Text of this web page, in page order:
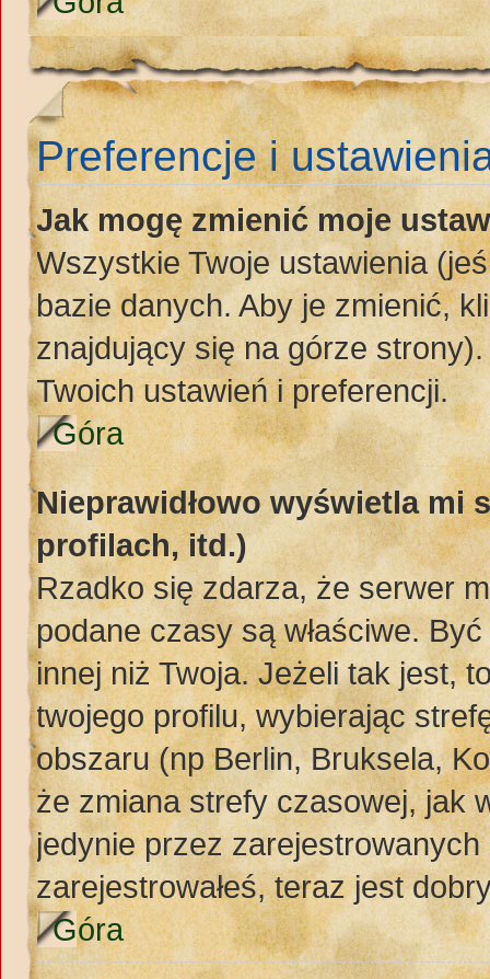
Preferencje i
Jak mogę zmienić moje
Wszystkie Twoje ustawienia
bazie danych. Aby je zmienić,
znajdujący się na górze
Twoich ustawień i preferencji.
Góra
Nieprawidłowo wyświetla mi
profilach, itd.)
Rzadko się zdarza, że serwer
podane czasy są właściwe.
innej niż Twoja. Jeżeli tak jest,
twojego profilu, wybierając
obszaru (np Berlin, Bruksela,
że zmiana strefy czasowej, jak
jedynie przez
zarejestrowałeś, teraz jest
Góra